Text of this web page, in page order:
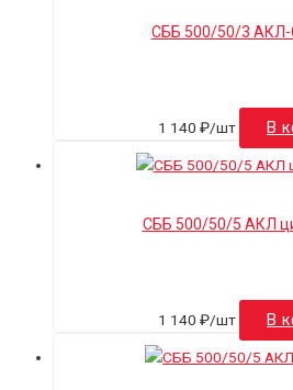
СББ 500/50/3 АКЛ-
1 140 ₽/шт В
СББ 500/50/5 АКЛ
1 140 ₽/шт В